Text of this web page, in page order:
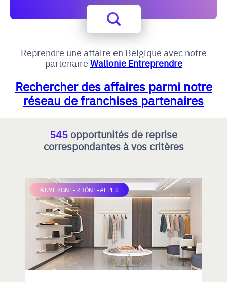
Reprendre une affaire en Belgique avec notre
partenaire Wallonie Entreprendre
Rechercher des affaires parmi notre
réseau de franchises partenaires
545 opportunités de reprise
correspondantes à vos critères
AUVERGNE-RHÔNE-ALPES